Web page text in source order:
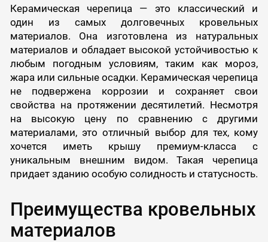
Керамическая черепица — это классический и
один из самых долговечных кровельных
материалов. Она изготовлена из натуральных
материалов и обладает высокой устойчивостью к
любым погодным условиям, таким как мороз,
жара или сильные осадки. Керамическая черепица
не подвержена коррозии и сохраняет свои
свойства на протяжении десятилетий. Несмотря
на высокую цену по сравнению с другими
материалами, это отличный выбор для тех, кому
хочется иметь крышу премиум-класса с
уникальным внешним видом. Такая черепица
придает зданию особую солидность и статусность.
Преимущества кровельных
материалов